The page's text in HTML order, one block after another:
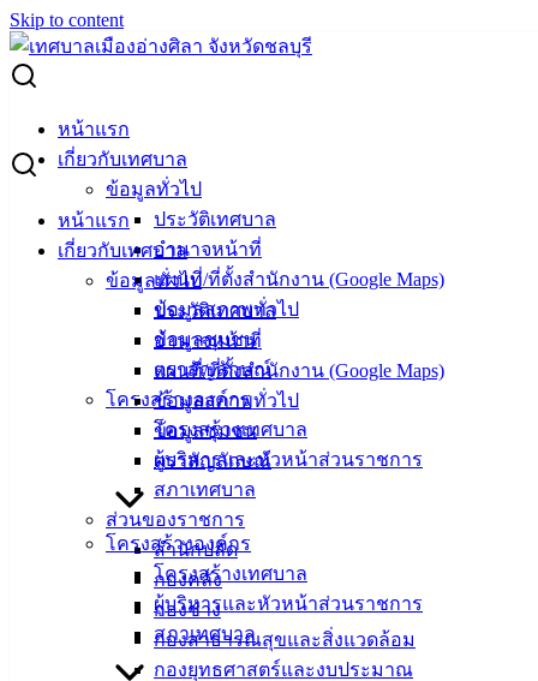
Skip to content
หน้าแรก
เกี่ยวกับเทศบาล
ข้อมูลทั่วไป
ประวัติเทศบาล
อำนาจหน้าที่
แผนที่/ที่ตั้งสำนักงาน (Google Maps)
ข้อมูลสภาพทั่วไป
ข้อมูลชุมชน
ตราสัญลักษณ์
โครงสร้างองค์กร
โครงสร้างเทศบาล
ผู้บริหารและหัวหน้าส่วนราชการ
สภาเทศบาล
ส่วนของราชการ
สำนักปลัด
กองคลัง
กองช่าง
กองสาธารณสุขและสิ่งแวดล้อม
กองยุทธศาสตร์และงบประมาณ
หน้าแรก
เกี่ยวกับเทศบาล
ข้อมูลทั่วไป
ประวัติเทศบาล
อำนาจหน้าที่
แผนที่/ที่ตั้งสำนักงาน (Google Maps)
ข้อมูลสภาพทั่วไป
ข้อมูลชุมชน
ตราสัญลักษณ์
โครงสร้างองค์กร
โครงสร้างเทศบาล
ผู้บริหารและหัวหน้าส่วนราชการ
สภาเทศบาล
Search for:
ชาวบึงสามพัน จ.เพชรบูรณ์ แวะเยือนอ่างศิลาแลกเปลี่ยนความ
รู้ระหว่างเมืองท้องถิ่น
ชาวบึงสามพัน จ.เพชรบูรณ์ แวะเยือนอ่าง
ศิลาแลกเปลี่ยนความรู้ระหว่างเมืองท้องถิ่น
กรกฎาคม 19, 2024 กรกฎาคม 24, 2024
(19 ก.ค. 67) ที่พิพิธภัณฑ์เฉลิมพระเกียรติ 72 พรรษา มหาราช
(ตึกมหาราช ตึกราชินี) นายพงษ์พันธ์ เกิดอ้น รองนายก
เทศมนตรีเมืองอ่างศิลา ร่วมต้อนรับและแลกเปลี่ยนองค์ความรู้
กับคณะศึกษาดูงานจากองค์การบริหารส่วนตำบลบึงสามพัน
ต.บึงสามพัน อ.บึงสามพัน จ.เพชรบูรณ์ นำโดยนายนายนิติ รุ่ง
เจริญกิจ นายกองค์การบริหารส่วนตำบลบึงสามพัน ตาม
โครงการฝึกอบรมศึกษาดูงาน ซึ่งได้นำบุคลากร เครือข่าย และ
เดินทางมาศึกษาแลกเปลี่ยนความรู้การบริหาร
จัดการ และการบริหารทรัพยากร ท้องถิ่นในพื้นที่ภาคตะวันออก